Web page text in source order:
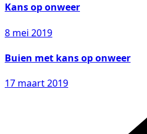
Kans op onweer
8 mei 2019
Buien met kans op onweer
17 maart 2019